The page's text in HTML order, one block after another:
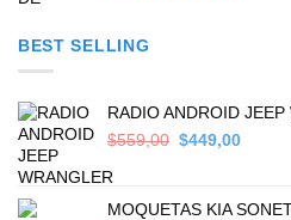
BEST SELLING
RADIO ANDROID JEEP
$559,00 Original
$559,00.
$449,00Current
MOQUETAS KIA